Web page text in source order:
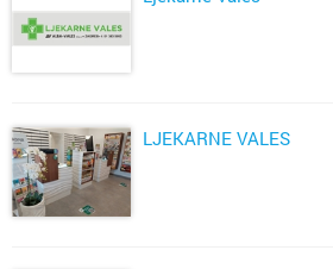
LJEKARNE VALES